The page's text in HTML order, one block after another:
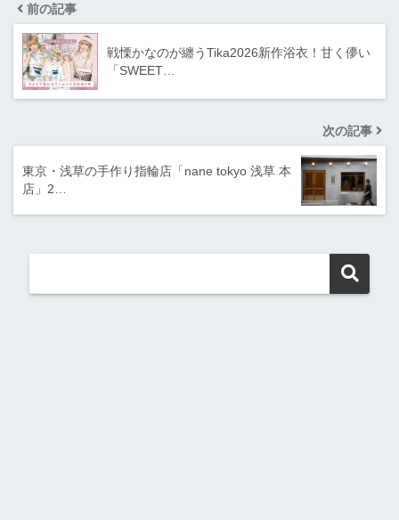
前の記事
戦慄かなのが纏うTika2026新作浴衣！甘く儚い
「SWEET…
次の記事
東京・浅草の手作り指輪店「nane tokyo 浅草 本
店」2…